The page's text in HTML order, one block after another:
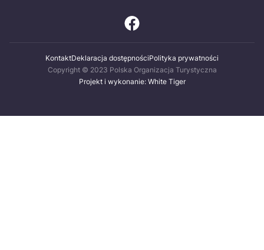
KontaktDeklaracja dostępnościPolityka prywatności
Copyright © 2023 Polska Organizacja Turystyczna
Projekt i wykonanie: White Tiger